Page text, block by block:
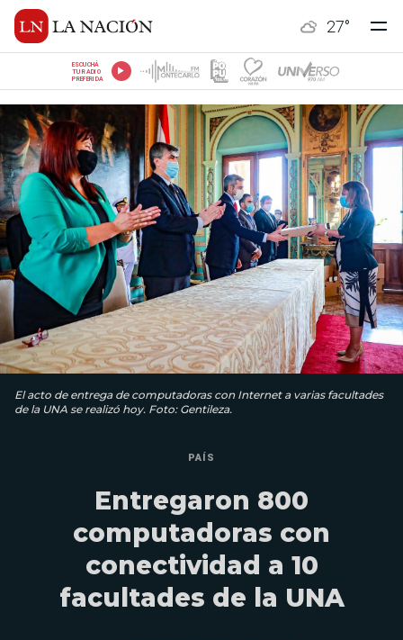
27°
ESCUCHÁ
TU RADIO
PREFERIDA
El acto de entrega de computadoras con Internet a varias facultades
de la UNA se realizó hoy. Foto: Gentileza.
PAÍS
Entregaron 800
computadoras con
conectividad a 10
facultades de la UNA